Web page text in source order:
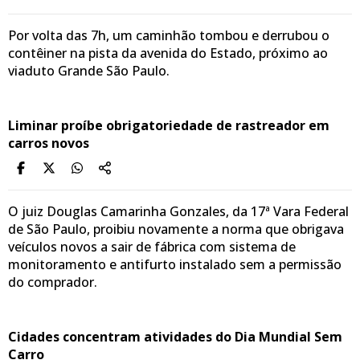
Por volta das 7h, um caminhão tombou e derrubou o
contêiner na pista da avenida do Estado, próximo ao
viaduto Grande São Paulo.
Liminar proíbe obrigatoriedade de rastreador em
carros novos
O juiz Douglas Camarinha Gonzales, da 17ª Vara Federal
de São Paulo, proibiu novamente a norma que obrigava
veículos novos a sair de fábrica com sistema de
monitoramento e antifurto instalado sem a permissão
do comprador.
Cidades concentram atividades do Dia Mundial Sem
Carro